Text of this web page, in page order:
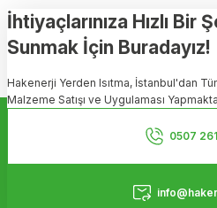
Görüş ve önerileriniz için teşekkür
Ürün resmi kalitesiz, bozuk veya
Ürün açıklamasında eksik bilgiler
Ürün bilgilerinde hatalar bulunuyor.
Ürün fiyatı diğer sitelerden daha
Bu ürüne benzer farklı alternatifler
İhtiyaçlarınıza Hızlı Bir
Sunmak İçin Buradayız!
Hakenerji Yerden Isıtma, İstanbul'dan
Malzeme Satışı ve Uygulaması
0507